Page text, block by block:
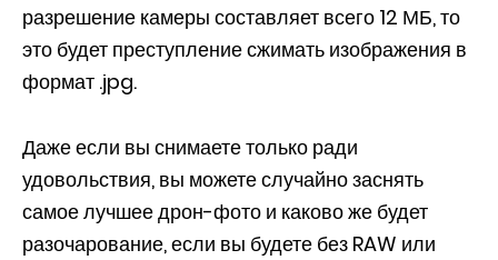
разрешение камеры составляет всего 12 МБ, то
это будет преступление сжимать изображения в
формат .jpg.
Даже если вы снимаете только ради
удовольствия, вы можете случайно заснять
самое лучшее дрон-фото и каково же будет
разочарование, если вы будете без RAW или